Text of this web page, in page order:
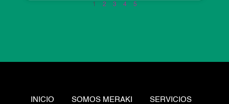
1 2 3 4 5
INICIO SOMOS MERAKI
SERVICIOS